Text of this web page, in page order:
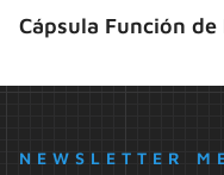
Cápsula Función
NEWSLETTER